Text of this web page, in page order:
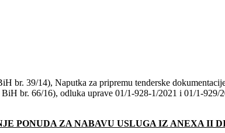
br. 39/14), Naputka za pripremu tenderske
br. 66/16), odluka uprave 01/1-928-1/2021 i 01/1-
PONUDA ZA NABAVU USLUGA IZ ANEXA II